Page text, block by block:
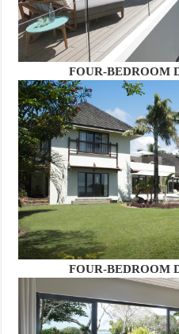
FOUR-BEDROOM
FOUR-BEDROOM